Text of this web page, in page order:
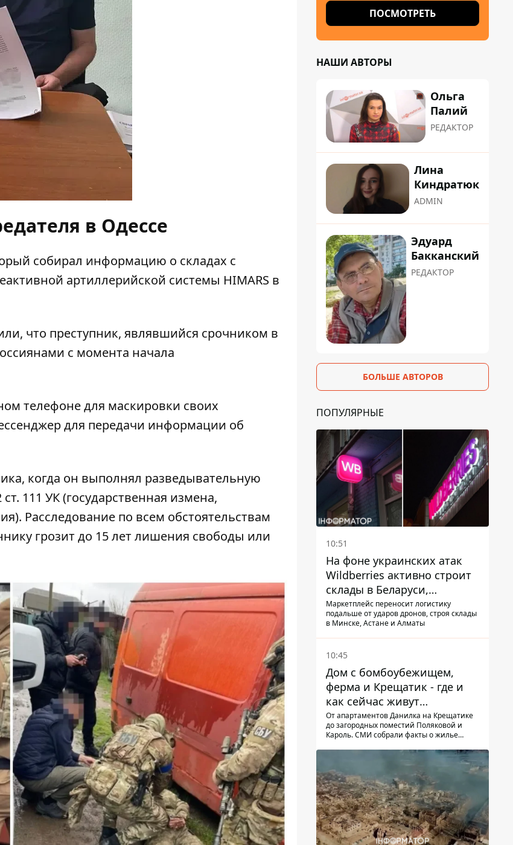
в Одессе
собирал информацию о складах с
артиллерийской системы HIMARS в
что преступник, являвшийся срочником в
с момента начала
телефоне для маскировки своих
для передачи информации об
когда он выполнял разведывательную
111 УК (государственная измена,
Расследование по всем обстоятельствам
грозит до 15 лет лишения свободы или
ПОСМОТРЕТЬ
НАШИ АВТОРЫ
Ольга
Палий
РЕДАКТОР
Лина
Киндратюк
ADMIN
Эдуард
Бакканский
РЕДАКТОР
БОЛЬШЕ АВТОРОВ
ПОПУЛЯРНЫЕ
10:51
На фоне украинских атак
Wildberries активно строит
склады в Беларуси,
Казахстане, Узбекистане
Маркетплейс переносит логистику
подальше от ударов дронов, строя склады
в Минске, Астане и Алматы
10:45
Дом с бомбоубежищем,
ферма и Крещатик - где и
как сейчас живут
украинские знаменитости
От апартаментов Данилка на Крещатике
до загородных поместий Поляковой и
Кароль. СМИ собрали факты о жилье